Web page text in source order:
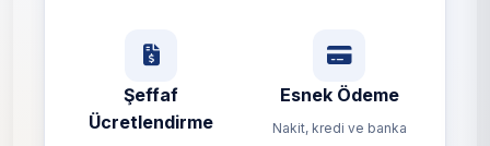
Şeffaf
Ücretlendirme
Esnek Ödeme
Nakit, kredi ve banka